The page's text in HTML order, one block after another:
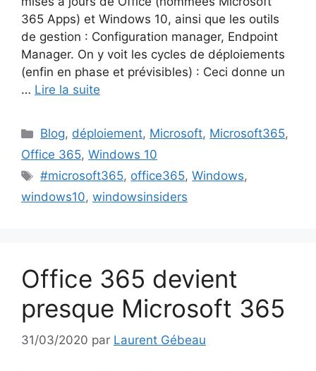
365 Apps) et Windows 10, ainsi que les outils
de gestion : Configuration manager, Endpoint
Manager. On y voit les cycles de déploiements
(enfin en phase et prévisibles) : Ceci donne un
… Lire la suite
Catégories
Blog, déploiement, Microsoft, Microsoft365,
Office 365, Windows 10
Étiquettes
#microsoft365, office365,Windows,
windows10, windowsinsiders
Office 365 devient
presque Microsoft 365
31/03/2020 par Laurent Gébeau